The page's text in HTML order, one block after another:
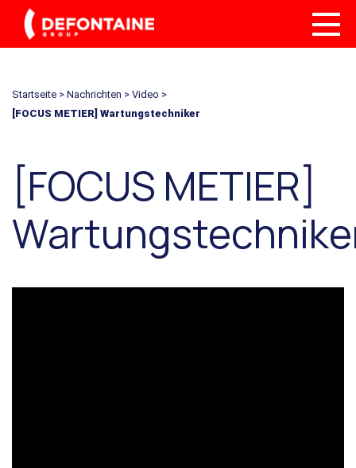
Startseite > Nachrichten > Video >
[FOCUS METIER] Wartungstechniker
[FOCUS METIER]